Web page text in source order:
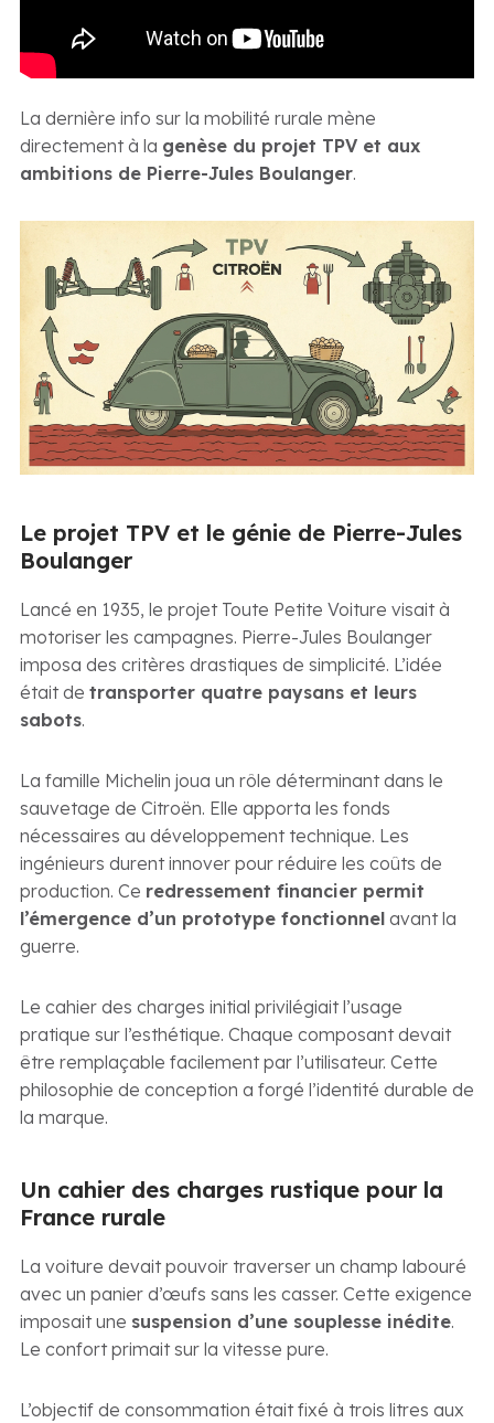
La dernière info sur la mobilité rurale mène
directement à la genèse du projet TPV et aux
ambitions de Pierre-Jules Boulanger.
Le projet TPV et le génie de Pierre-Jules
Boulanger
Lancé en 1935, le projet Toute Petite Voiture visait à
motoriser les campagnes. Pierre-Jules Boulanger
imposa des critères drastiques de simplicité. L’idée
était de transporter quatre paysans et leurs
sabots.
La famille Michelin joua un rôle déterminant dans le
sauvetage de Citroën. Elle apporta les fonds
nécessaires au développement technique. Les
ingénieurs durent innover pour réduire les coûts de
production. Ce redressement financier permit
l’émergence d’un prototype fonctionnelavant la
guerre.
Le cahier des charges initial privilégiait l’usage
pratique sur l’esthétique. Chaque composant devait
être remplaçable facilement par l’utilisateur. Cette
philosophie de conception a forgé l’identité durable de
la marque.
Un cahier des charges rustique pour la
France rurale
La voiture devait pouvoir traverser un champ labouré
avec un panier d’œufs sans les casser. Cette exigence
imposait une suspension d’une souplesse inédite.
Le confort primait sur la vitesse pure.
L’objectif de consommation était fixé à trois litres aux